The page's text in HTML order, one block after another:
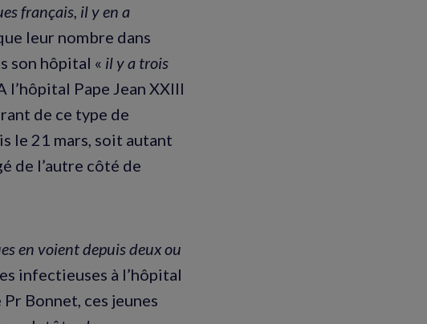
français, il y en a
leur nombre dans
son hôpital « il y a trois
l’hôpital Pape Jean XXIII
de ce type de
le 21 mars, soit autant
de l’autre côté de
en voient depuis deux ou
infectieuses à l’hôpital
Bonnet, ces jeunes